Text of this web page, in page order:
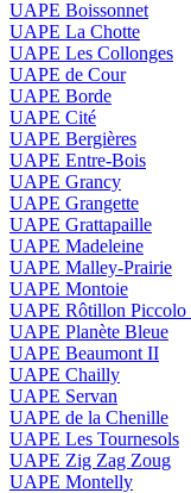
UAPE Boissonnet
UAPE La Chotte
UAPE Les Collonges
UAPE de Cour
UAPE Borde
UAPE Cité
UAPE Bergières
UAPE Entre-Bois
UAPE Grancy
UAPE Grangette
UAPE Grattapaille
UAPE Madeleine
UAPE Malley-Prairie
UAPE Montoie
UAPE Rôtillon Piccolo
UAPE Planète Bleue
UAPE Beaumont II
UAPE Chailly
UAPE Servan
UAPE de la Chenille
UAPE Les Tournesols
UAPE Zig Zag Zoug
UAPE Montelly